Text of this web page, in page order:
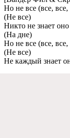
Но не все (все, все,
(Не все)
Никто не знает оно
(На дне)
Но не все (все, все,
(Не все)
Не каждый знает